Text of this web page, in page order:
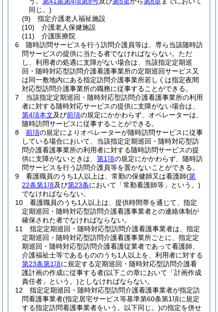
同じ。)
(9)
指定介護老人福祉施設
(10)
介護老人保健施設
(11)
介護医療院
6
随時訪問サービスを行う訪問介護員等は、専ら当該随時訪
問サービスの提供に当たる者でなければならない。 ただ
し、利用者の処遇に支障がない場合は、当該指定定期巡
回・随時対応型訪問介護看護事業所の定期巡回サービス又
は同一敷地内にある指定訪問介護事業所若しくは指定夜間
対応型訪問介護事業所の職務に従事することができる。
7
当該指定定期巡回・随時対応型訪問介護看護事業所の利用
者に対する随時対応サービスの提供に支障がない場合は、
第4項本文及び前項の規定にかかわらず、オペレーターは、
随時訪問サービスに従事することができる。
8
前項の規定によりオペレーターが随時訪問サービスに従事
している場合において、当該指定定期巡回・随時対応型訪
問介護看護事業所の利用者に対する随時訪問サービスの提
供に支障がないときは、 第1項の規定にかかわらず、随時訪
問サービスを行う訪問介護員等を置かないことができる。
9
看護職員のうち1人以上は、常勤の保健師又は看護師(第
22条第1項及び第23条において「常勤看護師等」という。)
でなければならない。
10
看護職員のうち1人以上は、提供時間帯を通じて、指定
定期巡回・随時対応型訪問介護看護事業者との連絡体制が
確保された者でなければならない。
11
指定定期巡回・随時対応型訪問介護看護事業者は、指定
定期巡回・随時対応型訪問介護看護事業所ごとに、指定定
期巡回・随時対応型訪問介護看護従業者であって看護師、
介護福祉士等であるもののうち1人以上を、利用者に対する
第23条第1項に規定する定期巡回・随時対応型訪問介護看
護計画の作成に従事する者(以下この章において「計画作成
責任者」という。)としなければならない。
12
指定定期巡回・随時対応型訪問介護看護事業者が指定訪
問看護事業者(指定居宅サービス等基準第60条第1項に規定
する指定訪問看護事業者をいう。以下同じ。)の指定を併せ